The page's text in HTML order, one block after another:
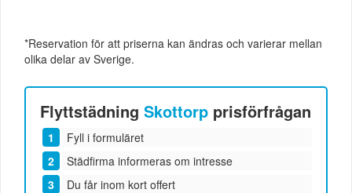
*Reservation för att priserna kan ändras och varierar mellan
olika delar av Sverige.
FlyttstädningSkottorp prisförfrågan
Fyll i formuläret
Städfirma informeras om intresse
Du får inom kort offert